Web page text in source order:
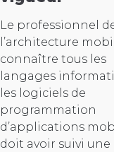
Le professionnel
l’architecture
connaître tous les
langages
les logiciels de
programmation
d’applications
doit avoir suivi une